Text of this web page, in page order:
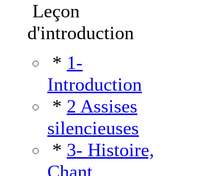
Leçon
d'introduction
* 1-
Introduction
* 2 Assises
silencieuses
* 3- Histoire,
Chant